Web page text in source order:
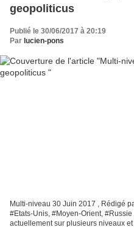
geopoliticus
Publié le 30/06/2017 à 20:19
Par lucien-pons
Multi-niveau 30 Juin 2017 , Rédigé
#Etats-Unis, #Moyen-Orient,
actuellement sur plusieurs niveaux